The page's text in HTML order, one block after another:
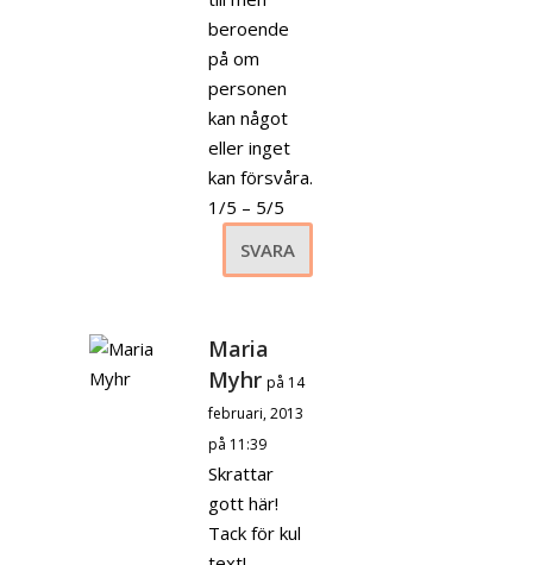
beroende
på om
personen
kan något
eller inget
kan försvåra.
1/5 – 5/5
SVARA
Maria
Myhr på 14
februari, 2013
på 11:39
Skrattar
gott här!
Tack för kul